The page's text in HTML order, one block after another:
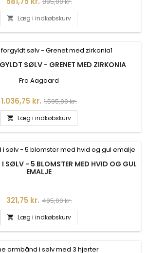
895,00 kr.
 Læg i indkøbskurv
SØLV - GRENET MED ZIRKONIA
Fra Aagaard
Pris
1.036,75 kr. Normalpris
1.595,00 kr.
 Læg i indkøbskurv
SØLV - 5 BLOMSTER MED HVID OG GUL
EMALJE
Pris
321,75 kr. Normalpris
495,00 kr.
 Læg i indkøbskurv